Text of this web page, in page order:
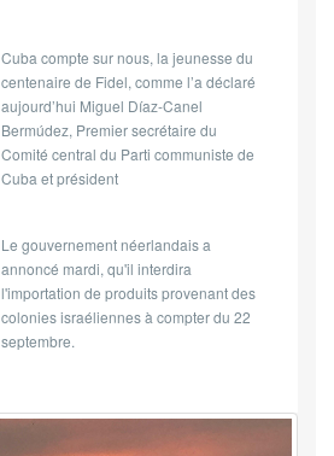
Cuba compte sur nous, la jeunesse du
centenaire de Fidel, comme l’a déclaré
aujourd’hui Miguel Díaz-Canel
Bermúdez, Premier secrétaire du
Comité central du Parti communiste de
Cuba et président
Le gouvernement néerlandais a
annoncé mardi, qu'il interdira
l'importation de produits provenant des
colonies israéliennes à compter du 22
septembre.